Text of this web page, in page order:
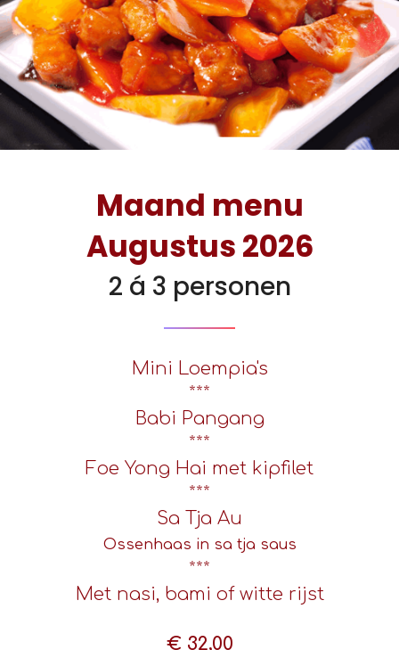
Maand menu
Augustus 2026
2 á 3 personen
Mini Loempia's
***
Babi Pangang
***
Foe Yong Hai met kipfilet
***
Sa Tja Au
Ossenhaas in sa tja saus
***
Met nasi, bami of witte rijst
€ 32,00